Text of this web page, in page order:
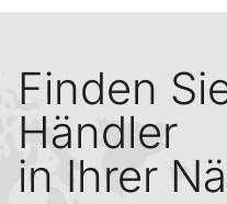
Finden
Händler
in Ihrer